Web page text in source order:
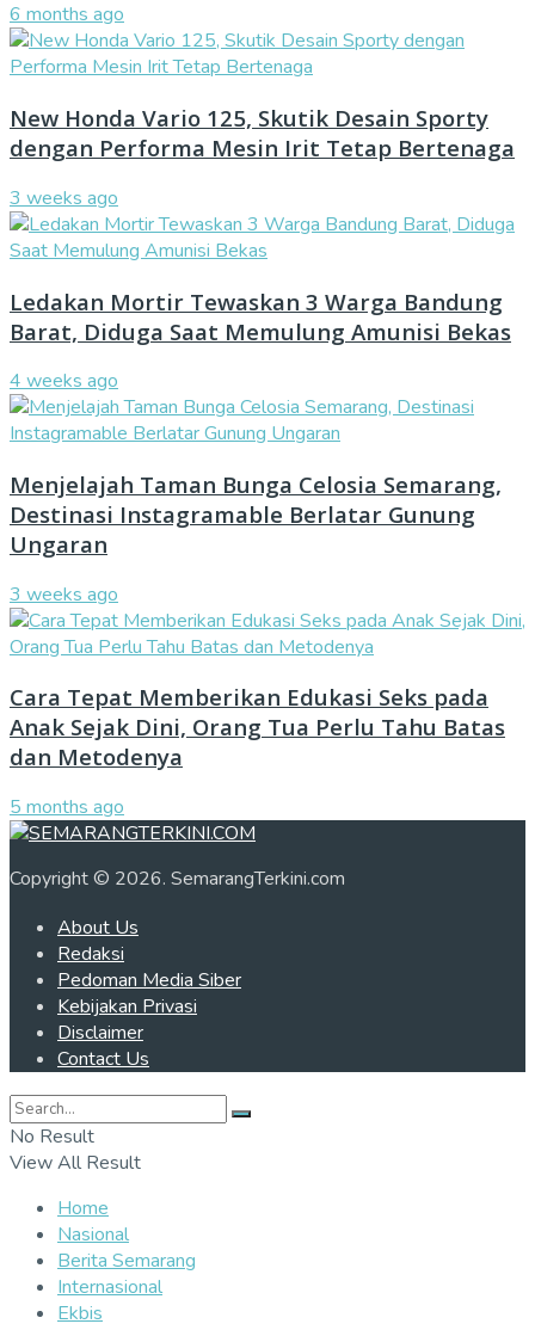
6 months ago
New Honda Vario 125, Skutik Desain Sporty
dengan Performa Mesin Irit Tetap Bertenaga
3 weeks ago
Ledakan Mortir Tewaskan 3 Warga Bandung
Barat, Diduga Saat Memulung Amunisi Bekas
4 weeks ago
Menjelajah Taman Bunga Celosia Semarang,
Destinasi Instagramable Berlatar Gunung
Ungaran
3 weeks ago
Cara Tepat Memberikan Edukasi Seks pada
Anak Sejak Dini, Orang Tua Perlu Tahu Batas
dan Metodenya
5 months ago
Copyright © 2026. SemarangTerkini.com
About Us
Redaksi
Pedoman Media Siber
Kebijakan Privasi
Disclaimer
Contact Us
No Result
View All Result
Home
Nasional
Berita Semarang
Internasional
Ekbis